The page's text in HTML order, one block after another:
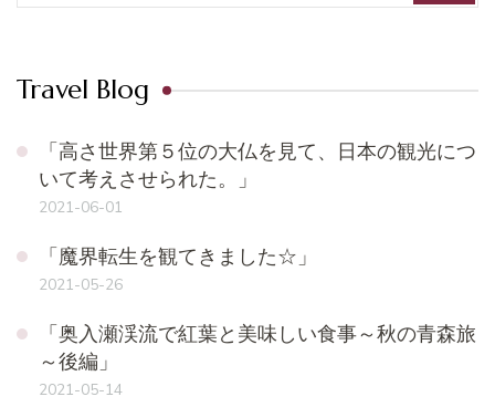
Travel Blog
「高さ世界第５位の大仏を見て、日本の観光につ
いて考えさせられた。」
2021-06-01
「魔界転生を観てきました☆」
2021-05-26
「奥入瀬渓流で紅葉と美味しい食事～秋の青森旅
～後編」
2021-05-14